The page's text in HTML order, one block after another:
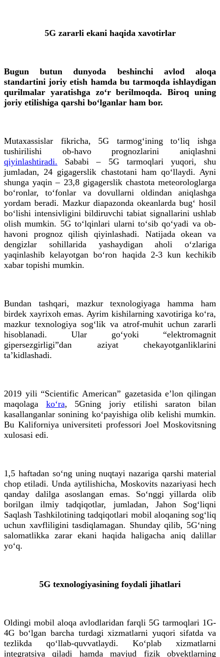
5G zararli ekani haqida xavotirlar
Bugun butun dunyoda beshinchi avlod aloqa
standartini joriy etish hamda bu tarmoqda ishlaydigan
qurilmalar yaratishga zo‘r berilmoqda. Biroq uning
joriy etilishiga qarshi bo‘lganlar ham bor.
Mutaxassislar fikricha, 5G tarmog‘ining to‘liq ishga
tushirilishi ob-havo prognozlarini aniqlashni
qiyinlashtiradi. Sababi – 5G tarmoqlari yuqori, shu
jumladan, 24 gigagerslik chastotani ham qo‘llaydi. Ayni
shunga yaqin – 23,8 gigagerslik chastota meteorologlarga
bo‘ronlar, to‘fonlar va dovullarni oldindan aniqlashga
yordam beradi. Mazkur diapazonda okeanlarda bug‘ hosil
bo‘lishi intensivligini bildiruvchi tabiat signallarini ushlab
olish mumkin. 5G to‘lqinlari ularni to‘sib qo‘yadi va ob-
havoni prognoz qilish qiyinlashadi. Natijada okean va
dengizlar sohillarida yashaydigan aholi o‘zlariga
yaqinlashib kelayotgan bo‘ron haqida 2-3 kun kechikib
xabar topishi mumkin.
Bundan tashqari, mazkur texnologiyaga hamma ham
birdek xayrixoh emas. Ayrim kishilarning xavotiriga ko‘ra,
mazkur texnologiya sog‘lik va atrof-muhit uchun zararli
hisoblanadi. Ular go‘yoki “elektromagnit
gipersezgirligi”dan aziyat chekayotganliklarini
taʼkidlashadi.
2019 yili “Scientific American” gazetasida eʼlon qilingan
maqolaga ko‘ra, 5Gning joriy etilishi saraton bilan
kasallanganlar sonining ko‘payishiga olib kelishi mumkin.
Bu Kaliforniya universiteti professori Joel Moskovitsning
xulosasi edi.
1,5 haftadan so‘ng uning nuqtayi nazariga qarshi material
chop etiladi. Unda aytilishicha, Moskovits nazariyasi hech
qanday dalilga asoslangan emas. So‘nggi yillarda olib
borilgan ilmiy tadqiqotlar, jumladan, Jahon Sog‘liqni
Saqlash Tashkilotining tadqiqotlari mobil aloqaning sog‘liq
uchun xavfliligini tasdiqlamagan. Shunday qilib, 5G‘ning
salomatlikka zarar ekani haqida haligacha aniq dalillar
yo‘q.
5G texnologiyasining foydali jihatlari
Oldingi mobil aloqa avlodlaridan farqli 5G tarmoqlari 1G-
4G bo‘lgan barcha turdagi xizmatlarni yuqori sifatda va
tezlikda qo‘llab-quvvatlaydi. Ko‘plab xizmatlarni
integratsiya qiladi hamda mavjud fizik obyektlarning